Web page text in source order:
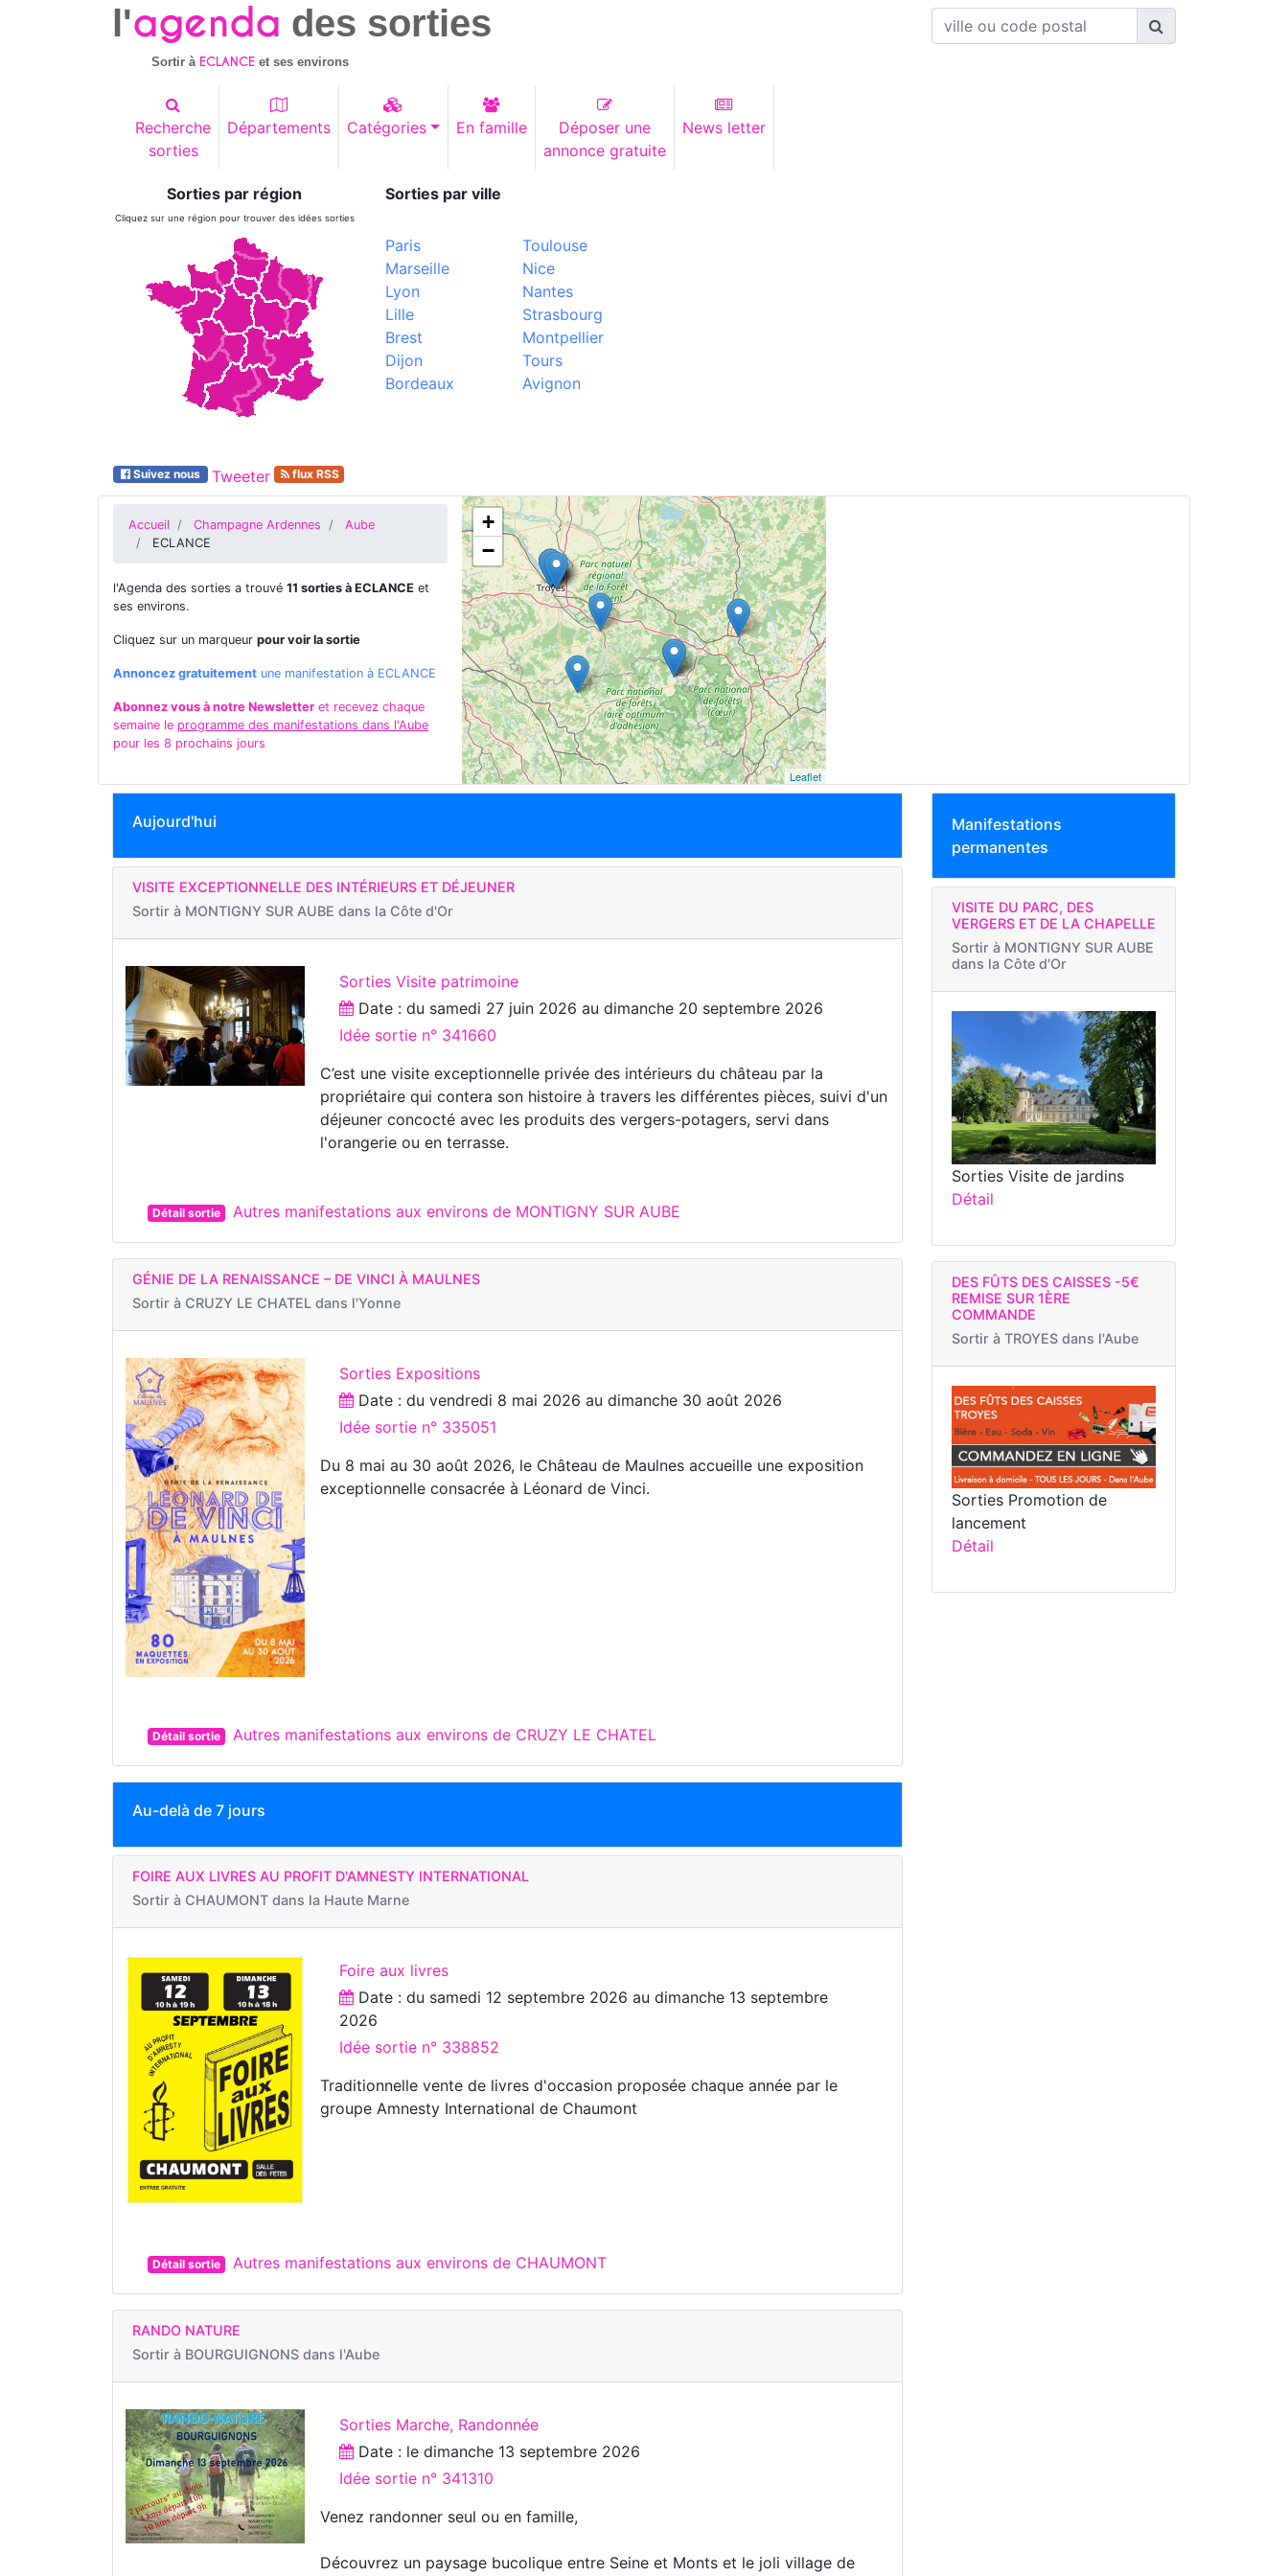
l'agenda des sorties
Sortir à ECLANCE et ses environs
Recherche
sorties
Départements Catégories En famille
Déposer une
annonce gratuite
News letter
Sorties par région
Cliquez sur une région pour trouver des idées sorties
Sorties par ville
Paris
Marseille
Lyon
Lille
Brest
Dijon
Bordeaux
Toulouse
Nice
Nantes
Strasbourg
Montpellier
Tours
Avignon
Suivez nous Tweeter flux RSS
Accueil Champagne Ardennes
Aube
ECLANCE
l'Agenda des sorties a trouvé 11 sorties à ECLANCE et
ses environs.
Cliquez sur un marqueur pour voir la sortie
Annoncez gratuitement une manifestation à ECLANCE
Abonnez vous à notre Newsletter et recevez chaque
semaine le programme des manifestations dans l'Aube
pour les 8 prochains jours
+
−
Leaflet
Aujourd'hui
VISITE EXCEPTIONNELLE DES INTÉRIEURS ET DÉJEUNER
Sortir à MONTIGNY SUR AUBE dans la Côte d'Or
Sorties Visite patrimoine
Date : du samedi 27 juin 2026 audimanche 20 septembre 2026
Idée sortie n° 341660
C’est une visite exceptionnelle privée des intérieurs du château par la
propriétaire qui contera son histoire à travers les différentes pièces, suivi d'un
déjeuner concocté avec les produits des vergers-potagers, servi dans
l'orangerie ou en terrasse.
Détail sortie Autres manifestations aux environs de MONTIGNY SUR AUBE
GÉNIE DE LA RENAISSANCE – DE VINCI À MAULNES
Sortir à CRUZY LE CHATEL dans l'Yonne
Sorties Expositions
Date : duvendredi 8 mai 2026 audimanche 30 août 2026
Idée sortie n° 335051
Du 8 mai au 30 août 2026, le Château de Maulnes accueille une exposition
exceptionnelle consacrée à Léonard de Vinci.
Détail sortie Autres manifestations aux environs de CRUZY LE CHATEL
Au-delà de 7 jours
FOIRE AUX LIVRES AU PROFIT D'AMNESTY INTERNATIONAL
Sortir à CHAUMONT dans la Haute Marne
Foire aux livres
Date : du samedi 12 septembre 2026 audimanche 13 septembre
2026
Idée sortie n° 338852
Traditionnelle vente de livres d'occasion proposée chaque année par le
groupe Amnesty International de Chaumont
Détail sortie Autres manifestations aux environs de CHAUMONT
RANDO NATURE
Sortir à BOURGUIGNONS dans l'Aube
Sorties Marche, Randonnée
Date : ledimanche 13 septembre 2026
Idée sortie n° 341310
Venez randonner seul ou en famille,
Découvrez un paysage bucolique entre Seine et Monts et le joli village de
Manifestations
permanentes
VISITE DU PARC, DES
VERGERS ET DE LA CHAPELLE
Sortir à MONTIGNY SUR AUBE
dans la Côte d'Or
Sorties Visite de jardins
Détail
DES FÛTS DES CAISSES -5€
REMISE SUR 1ÈRE
COMMANDE
Sortir à TROYES dans l'Aube
Sorties Promotion de
lancement
Détail